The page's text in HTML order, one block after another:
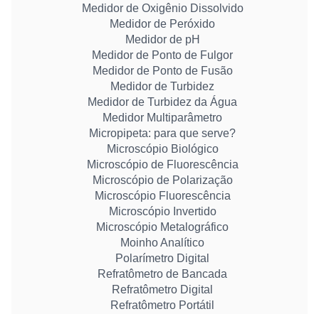
Medidor de Oxigênio Dissolvido
Medidor de Peróxido
Medidor de pH
Medidor de Ponto de Fulgor
Medidor de Ponto de Fusão
Medidor de Turbidez
Medidor de Turbidez da Água
Medidor Multiparâmetro
Micropipeta: para que serve?
Microscópio Biológico
Microscópio de Fluorescência
Microscópio de Polarização
Microscópio Fluorescência
Microscópio Invertido
Microscópio Metalográfico
Moinho Analítico
Polarímetro Digital
Refratômetro de Bancada
Refratômetro Digital
Refratômetro Portátil